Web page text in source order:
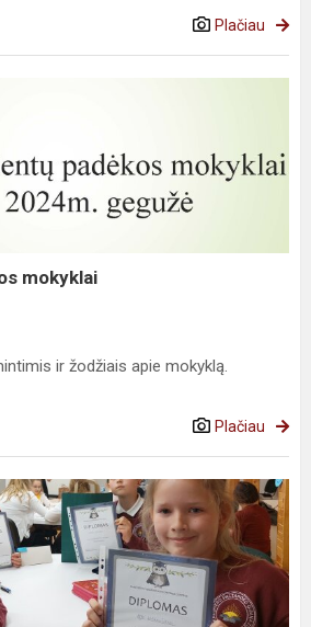
Plačiau
mokyklai
ir žodžiais apie mokyklą.
Plačiau